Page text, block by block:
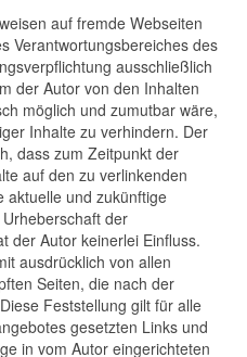
auf fremde Webseiten
Verantwortungsbereiches des
ausschließlich
der Autor von den Inhalten
möglich und zumutbar wäre,
Inhalte zu verhindern. Der
dass zum Zeitpunkt der
auf den zu verlinkenden
aktuelle und zukünftige
der
der Autor keinerlei Einfluss.
ausdrücklich von allen
Seiten, die nach der
Feststellung gilt für alle
gesetzten Links und
in vom Autor eingerichteten